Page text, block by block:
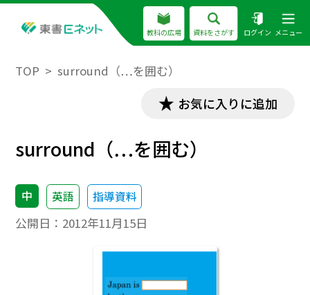
教科の広場 資料をさがす ログイン メニュー
TOP surround（…を囲む）
お気に入りに追加
surround（…を囲む）
中 英語 指導資料
公開日： 2012年11月15日